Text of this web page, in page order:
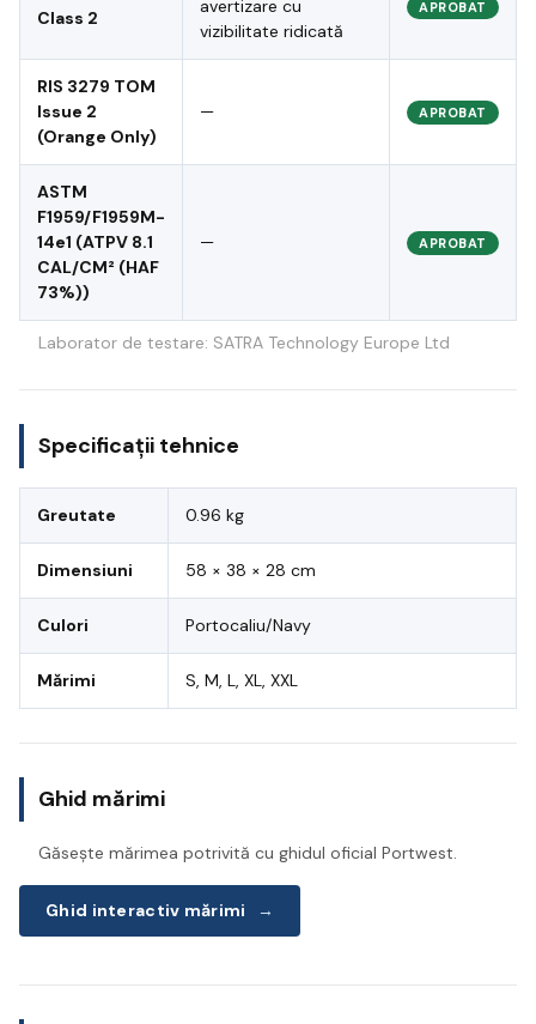
Class 2
avertizare cu
vizibilitate ridicată
APROBAT
RIS 3279 TOM
Issue 2
(Orange Only)
— APROBAT
ASTM
F1959/F1959M-
14e1 (ATPV 8.1
CAL/CM² (HAF
73%))
— APROBAT
Laborator de testare: SATRA Technology Europe Ltd
Specificații tehnice
Greutate 0.96 kg
Dimensiuni 58 × 38 × 28 cm
Culori Portocaliu/Navy
Mărimi S, M, L, XL, XXL
Ghid mărimi
Găsește mărimea potrivită cu ghidul oficial Portwest.
Ghid interactiv mărimi →